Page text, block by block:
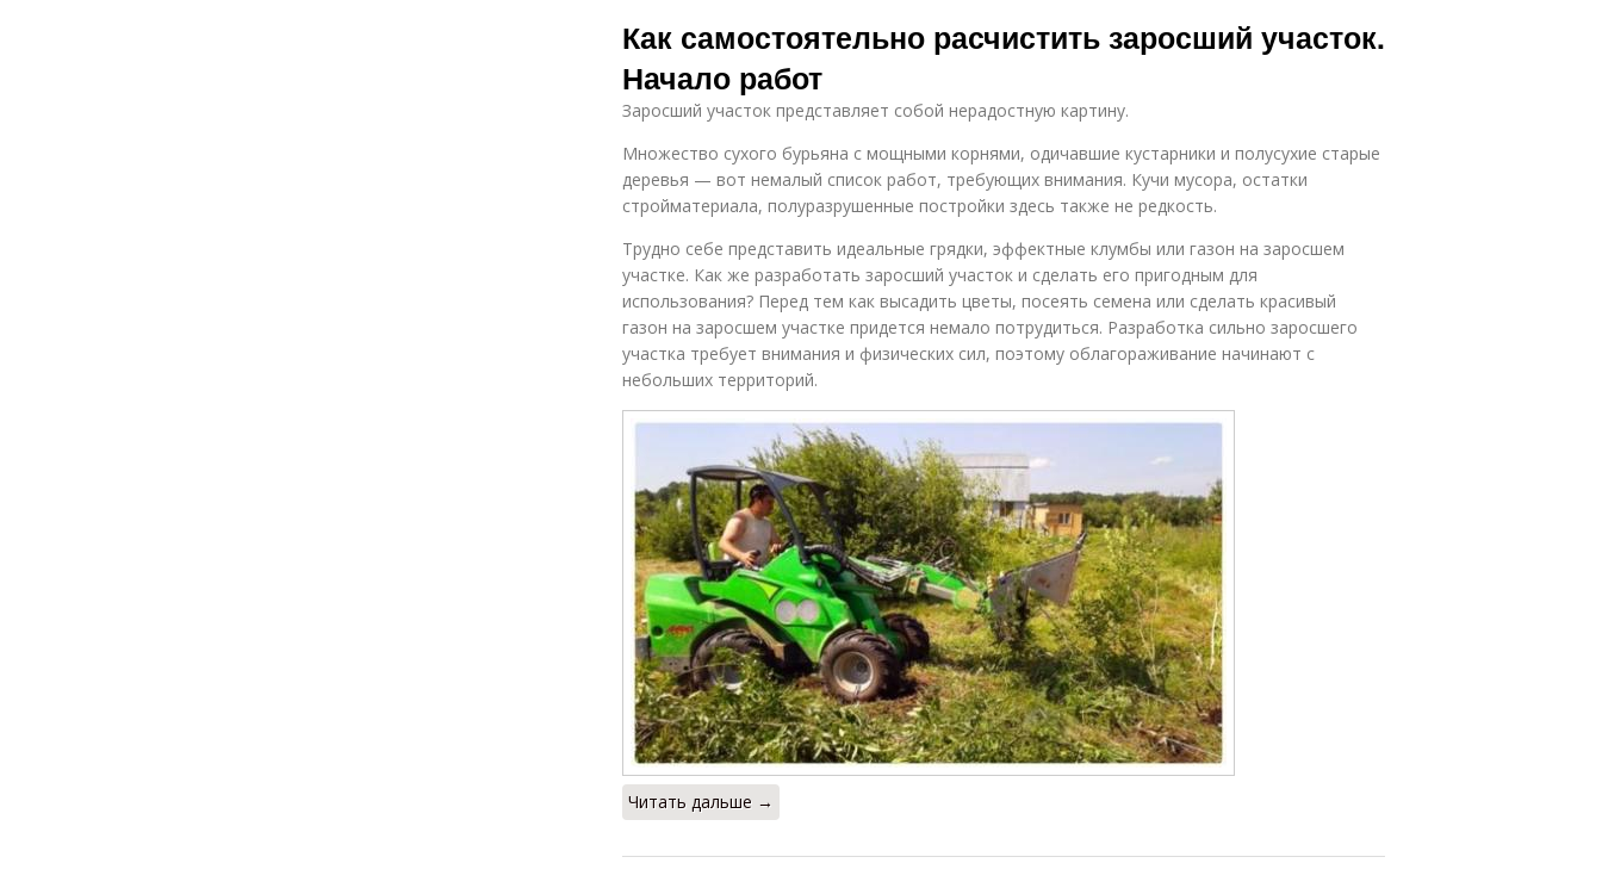
Как самостоятельно расчистить заросший участок.
Начало работ
Заросший участок представляет собой нерадостную картину.
Множество сухого бурьяна с мощными корнями, одичавшие кустарники и полусухие старые
деревья — вот немалый список работ, требующих внимания. Кучи мусора, остатки
стройматериала, полуразрушенные постройки здесь также не редкость.
Трудно себе представить идеальные грядки, эффектные клумбы или газон на заросшем
участке. Как же разработать заросший участок и сделать его пригодным для
использования? Перед тем как высадить цветы, посеять семена или сделать красивый
газон на заросшем участке придется немало потрудиться. Разработка сильно заросшего
участка требует внимания и физических сил, поэтому облагораживание начинают с
небольших территорий.
Читать дальше →